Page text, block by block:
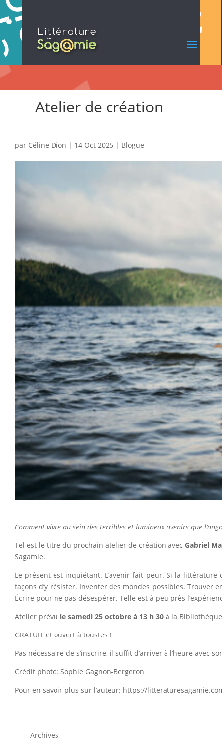
Atelier de création
par Céline Dion | 14 Oct 2025 | Blogue
Comment vivre au sein des terribles et lumineux avenirs que
Tel est le titre du prochain atelier de création avecGabriel
Sagamie.
Le présent est inquiétant. L’avenir fait peur. Si la littérature
façons d’y résister. Inventer des mondes possibles. Trouver
Écrire pour ne pas désespérer. Telle est à peu près
Atelier prévu le samedi 25 octobre à 13 h 30 à la
GRATUIT et ouvert à toustes !
Pas nécessaire de s’inscrire, il suffit d’arriver à l’heure
Crédit photo: Sophie Gagnon-Bergeron
Pour en savoir plus sur l’auteur: https://
Archives